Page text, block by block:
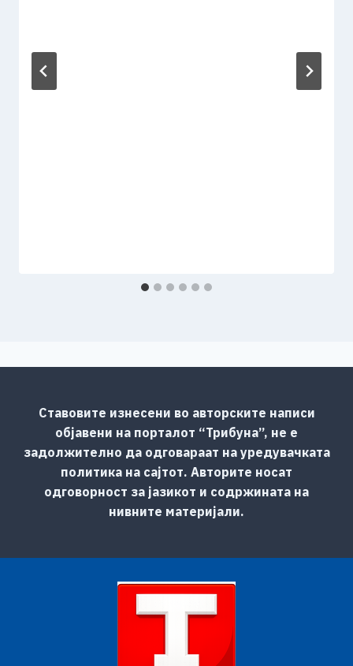
Ставовите изнесени во авторските написи
објавени на порталот “Трибуна”, не е
задолжително да одговараат на уредувачката
политика на сајтот. Авторите носат
одговорност за јазикот и содржината на
нивните материјали.